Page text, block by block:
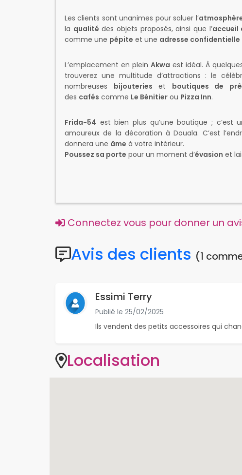
Les clients sont unanimes pour saluer l’
la qualité des objets proposés, ainsi que l’accueil
comme une pépite et une adresse confidentielle
L’emplacement en plein Akwa est idéal. À
trouverez une multitude d’attractions : le
nombreuses bijouteries et boutiques de
des cafés comme Le Bénitier ou Pizza Inn.
Frida-54 est bien plus qu’une boutique ; c’est
amoureux de la décoration à Douala. C’est
donnera une âme à votre intérieur.
Poussez sa porte pour un moment d’évasion et
Connectez vous pour donner un
Avis des clients (1
Essimi Terry
Publié le 25/02/2025
Ils vendent des petits accessoires qui
Localisation